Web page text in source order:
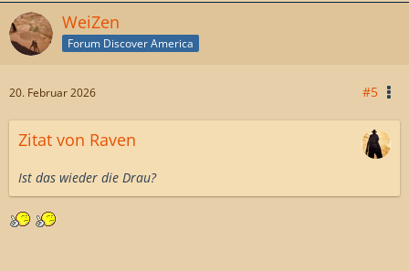
WeiZen
Forum Discover America
20. Februar 2026 #5
Zitat von Raven
Ist das wieder die Drau?